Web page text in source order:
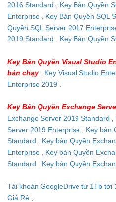
2016 Standard
Key Bản Quyền
Enterprise
Key Bản Quyền SQL
Quyền SQL Server 2017
2019 Standard
Key Bản Quyền
Key Bản Quyền Visual Studio
bán chạy: Key Visual Studio
Enterprise 2019
Key Bản Quyền Exchange
Exchange Server 2019 Standard
Server 2019 Enterprise
Key bản
Standard
Key bản Quyền
Enterprise
Key bản Quyền
Standard
Key bản Quyền
Tài khoản GoogleDrive từ 1Tb tới
Giá Rẻ